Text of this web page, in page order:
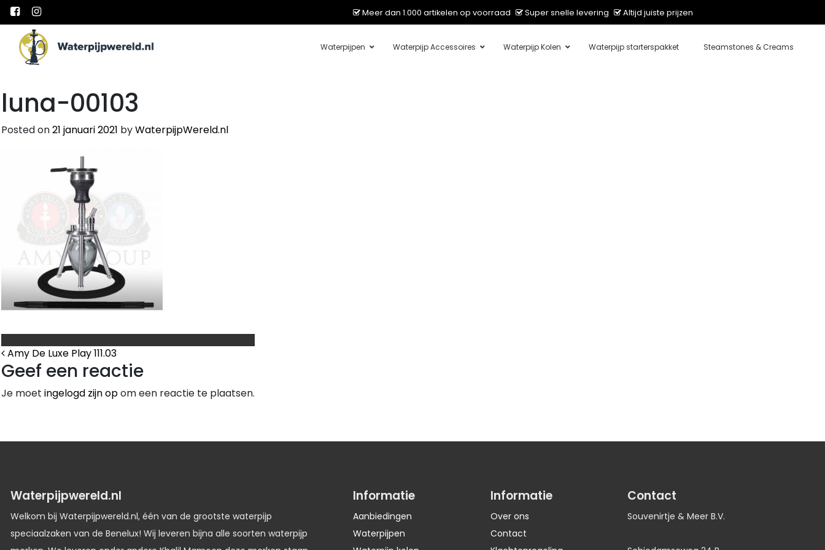
Meer dan 1.000 artikelen op voorraad Super snelle levering Altijd juiste prijzen
Main Navigation Waterpijpen Waterpijp Accessoires Waterpijp Kolen Waterpijp starterspakket Steamstones & Creams
luna-00103
Posted on21 januari 2021 byWaterpijpWereld.nl
Bericht Navigatie
Amy De Luxe Play 111.03
Geef een reactie
Je moet ingelogd zijn opom een reactie te plaatsen.
Waterpijpwereld.nl
Welkom bij Waterpijpwereld.nl, één van de grootste waterpijp
speciaalzaken van de Benelux! Wij leveren bijna alle soorten waterpijp
Informatie
Aanbiedingen
Waterpijpen
Informatie
Over ons
Contact
Contact
Souvenirtje & Meer B.V.